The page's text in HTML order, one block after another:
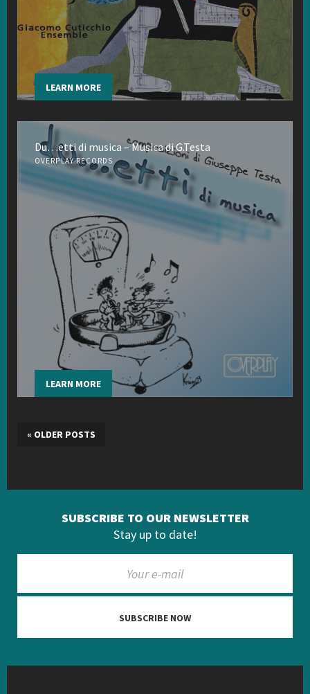
LEARN MORE
Du…etti di musica – Musica di G.Testa
OVERPLAY RECORDS
LEARN MORE
« OLDER POSTS
SUBSCRIBE TO OUR NEWSLETTER
Stay up to date!
SUBSCRIBE NOW